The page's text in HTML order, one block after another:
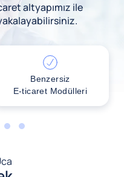
altyapımız ile
Benzersiz
E-ticaret Modülleri
4 5